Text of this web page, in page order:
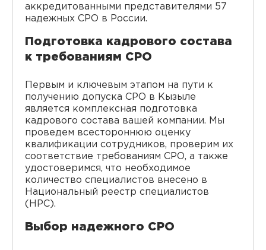
аккредитованными представителями 57
надежных СРО в России.
Подготовка кадрового состава
к требованиям СРО
Первым и ключевым этапом на пути к
получению допуска СРО в Кызыле
является комплексная подготовка
кадрового состава вашей компании. Мы
проведем всестороннюю оценку
квалификации сотрудников, проверим их
соответствие требованиям СРО, а также
удостоверимся, что необходимое
количество специалистов внесено в
Национальный реестр специалистов
(НРС).
Выбор надежного СРО